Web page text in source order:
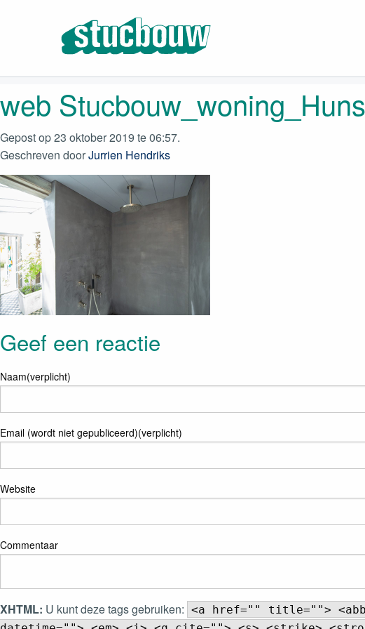
web
Gepost op 23 oktober 2019 te 06:57.
Geschreven doorJurrien Hendriks
Geef een reactie
Naam(verplicht)
Email (wordt niet gepubliceerd)(verplicht)
Website
Commentaar
XHTML: U kunt deze tags gebruiken: <a href="" title="">